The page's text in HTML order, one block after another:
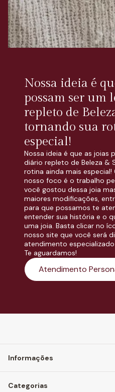
Nossa ideia é
possam ser um
repleto de
tornando sua
especial!
Nossa ideia é que as joias
diário repleto de Beleza &
rotina ainda mais especial!
nosso foco é o trabalho
você gostou dessa joia
maiores modificações,
para que possamos te
entender sua história e o
uma joia. Basta clicar no
nosso site que você será
atendimento
Te aguardamos!
Atendimento
Informações
Categorias